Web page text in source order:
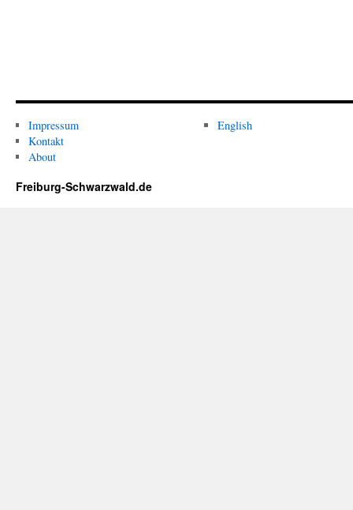
Impressum
Kontakt
About
English
Freiburg-Schwarzwald.de